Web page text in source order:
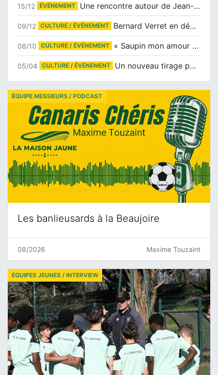
15/12 ÉVÉNEMENT Une rencontre autour de Jean-Claude Suaudeau
09/12 CULTURE / ÉVÉNEMENT Bernard Verret en dédicaces le samedi 13 décembre à l’Espace Culturel Atlantis
08/10 CULTURE / ÉVÉNEMENT « Saupin mon amour » au salon du livre de Trentemoult
05/04 CULTURE / ÉVÉNEMENT Un nouveau tirage pour le Docu-BD
Les banlieusards à la Beaujoire
ÉQUIPE MESSIEURS / PODCAST
08/2026 Maxime Touzaint
ÉQUIPES JEUNES / INTERVIEW